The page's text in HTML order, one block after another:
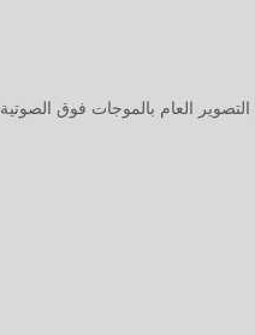
التصوير العام بالموجات فوق الصوتية